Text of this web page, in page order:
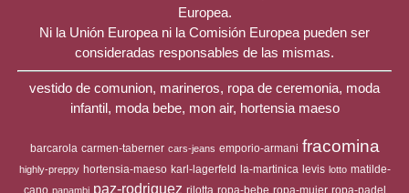
Europea.
Ni la Unión Europea ni la Comisión Europea pueden ser
consideradas responsables de las mismas.
vestido de comunion, marineros, ropa de ceremonia, moda
infantil, moda bebe, mon air, hortensia maeso
barcarola carmen-taberner cars-jeans emporio-armani fracomina
highly-preppy hortensia-maeso karl-lagerfeld la-martinica levis lotto matilde-
panambi paz-rodriguez